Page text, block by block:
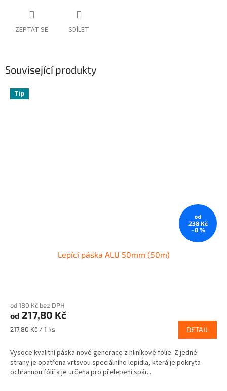
ZEPTAT SE SDÍLET
Související produkty
Tip
od
238 Kč
–8 %
Lepící páska ALU 50mm (50m)
od 180 Kč bez DPH
od 217,80 Kč
Měrná
217,80 Kč / 1 ks DETAIL
Vysoce kvalitní páska nové generace z hliníkové fólie. Z jedné
strany je opatřena vrtsvou speciálního lepidla, která je pokryta
ochrannou fólií a je určena pro přelepení spár...